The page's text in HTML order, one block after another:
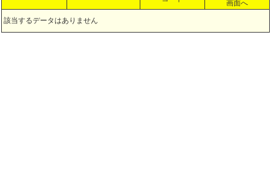
画面へ
該当するデータはありません